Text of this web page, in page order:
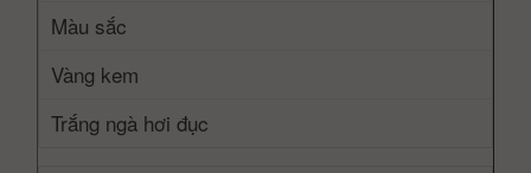
Màu sắc
Vàng kem
Trắng ngà hơi đục